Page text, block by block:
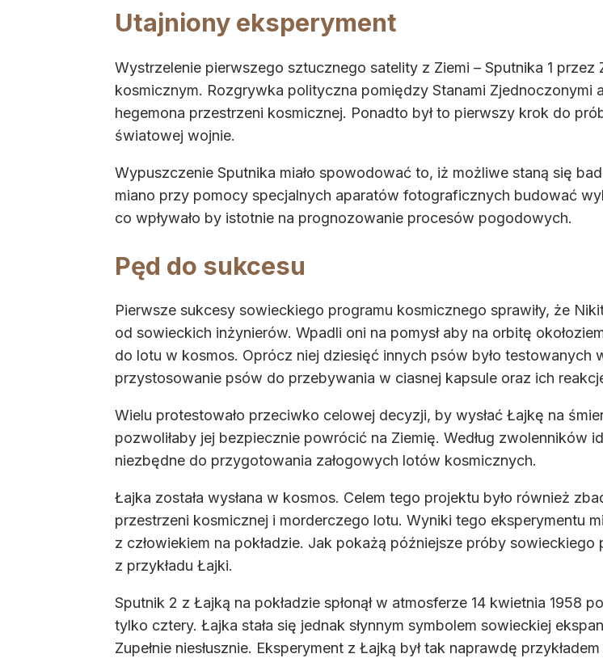
Utajniony eksperyment
Wystrzelenie pierwszego sztucznego satelity z Ziemi – Sputnika 1
kosmicznym. Rozgrywka polityczna pomiędzy Stanami Zjednoczonymi
hegemona przestrzeni kosmicznej. Ponadto był to pierwszy krok do
światowej wojnie.
Wypuszczenie Sputnika miało spowodować to, iż możliwe staną się
miano przy pomocy specjalnych aparatów fotograficznych budować
co wpływało by istotnie na prognozowanie procesów pogodowych.
Pęd do sukcesu
Pierwsze sukcesy sowieckiego programu kosmicznego sprawiły, że
od sowieckich inżynierów. Wpadli oni na pomysł aby na orbitę
do lotu w kosmos. Oprócz niej dziesięć innych psów było
przystosowanie psów do przebywania w ciasnej kapsule oraz ich
Wielu protestowało przeciwko celowej decyzji, by wysłać Łajkę na
pozwoliłaby jej bezpiecznie powrócić na Ziemię. Według
niezbędne do przygotowania załogowych lotów kosmicznych.
Łajka została wysłana w kosmos. Celem tego projektu było również
przestrzeni kosmicznej i morderczego lotu. Wyniki tego eksperymentu
z człowiekiem na pokładzie. Jak pokażą późniejsze próby
z przykładu Łajki.
Sputnik 2 z Łajką na pokładzie spłonął w atmosferze 14 kwietnia 1958
tylko cztery. Łajka stała się jednak słynnym symbolem sowieckiej
Zupełnie niesłusznie. Eksperyment z Łajką był tak naprawdę